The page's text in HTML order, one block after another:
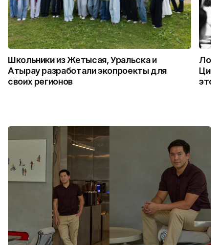
Школьники из Жетысая, Уральска и
Атырау разработали экопроекты для
своих регионов
это